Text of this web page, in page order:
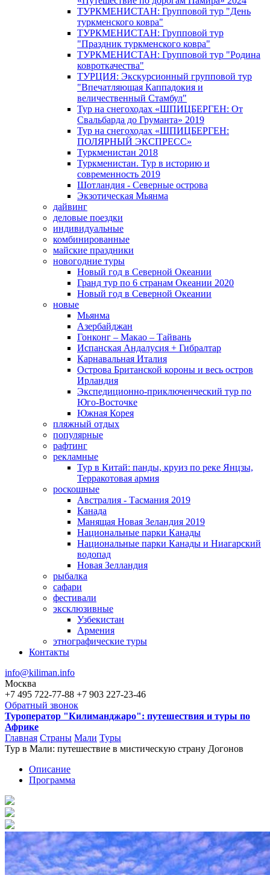
ТУРКМЕНИСТАН: Групповой тур "День
туркменского ковра"
ТУРКМЕНИСТАН: Групповой тур
"Праздник туркменского ковра"
ТУРКМЕНИСТАН: Групповой тур "Родина
ковроткачества"
ТУРЦИЯ: Экскурсионный групповой тур
"Впечатляющая Каппадокия и
величественный Стамбул"
Тур на снегоходах «ШПИЦБЕРГЕН: От
Свальбарда до Груманта» 2019
Тур на снегоходах «ШПИЦБЕРГЕН:
ПОЛЯРНЫЙ ЭКСПРЕСС»
Туркменистан 2018
Туркменистан. Тур в историю и
современность 2019
Шотландия - Северные острова
Экзотическая Мьянма
дайвинг
деловые поездки
индивидуальные
комбинированные
майские праздники
новогодние туры
Новый год в Северной Океании
Гранд тур по 6 странам Океании 2020
Новый год в Северной Океании
новые
Мьянма
Азербайджан
Гонконг – Макао – Тайвань
Испанская Андалусия + Гибралтар
Карнавальная Италия
Острова Британской короны и весь остров
Ирландия
Экспедиционно-приключенческий тур по
Юго-Восточке
Южная Корея
пляжный отдых
популярные
рафтинг
рекламные
Тур в Китай: панды, круиз по реке Янцзы,
Терракотовая армия
роскошные
Австралия - Тасмания 2019
Канада
Манящая Новая Зеландия 2019
Национальные парки Канады
Национальные парки Канады и Ниагарский
водопад
Новая Зелландия
рыбалка
сафари
фестивали
эксклюзивные
Узбекистан
Армения
этнографические туры
Контакты
info@kiliman.info
Москва
+7 495 722-77-88 +7 903 227-23-46
Обратный звонок
Туроператор "Килиманджаро": путешествия и туры по
Африке
Вы здесь
Главная Страны Мали Туры
Тур в Мали: путешествие в мистическую страну Догонов
Описание
Программа